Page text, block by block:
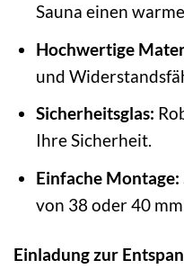
Sauna einen
Hochwertige
und
Sicherheitsglas:
Ihre Sicherheit.
Einfache Montage:
von 38 oder 40
Einladung zur